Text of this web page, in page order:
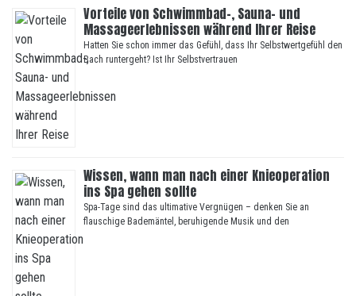
Vorteile von Schwimmbad-, Sauna- und
Massageerlebnissen während Ihrer Reise
Hatten Sie schon immer das Gefühl, dass Ihr Selbstwertgefühl den
Bach runtergeht? Ist Ihr Selbstvertrauen
Wissen, wann man nach einer Knieoperation
ins Spa gehen sollte
Spa-Tage sind das ultimative Vergnügen – denken Sie an
flauschige Bademäntel, beruhigende Musik und den